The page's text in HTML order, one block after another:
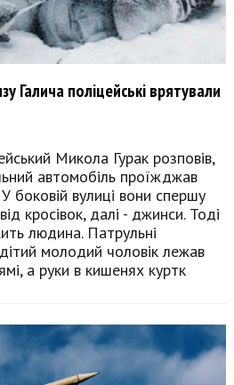
Галича поліцейські врятували
Микола Гурак розповів,
автомобіль проїжджав
боковій вулиці вони спершу
кросівок, далі - джинси. Тоді
людина. Патрульні
молодий чоловік лежав
а руки в кишенях куртк